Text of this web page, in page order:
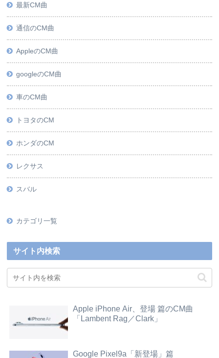
最新CM曲
通信のCM曲
AppleのCM曲
googleのCM曲
車のCM曲
トヨタのCM
ホンダのCM
レクサス
スバル
カテゴリ一覧
サイト内検索
Apple iPhone Air、登場 篇のCM曲
「Lambent Rag／Clark」
Google Pixel9a「新登場」篇